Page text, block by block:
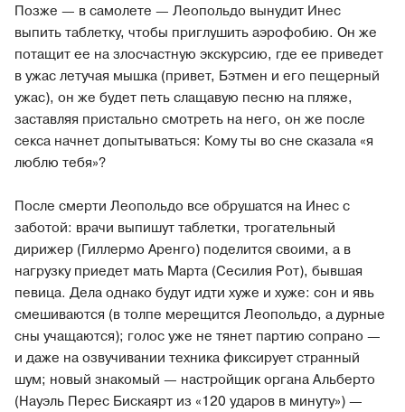
Позже — в самолете — Леопольдо вынудит Инес
выпить таблетку, чтобы приглушить аэрофобию. Он же
потащит ее на злосчастную экскурсию, где ее приведет
в ужас летучая мышка (привет, Бэтмен и его пещерный
ужас), он же будет петь слащавую песню на пляже,
заставляя пристально смотреть на него, он же после
секса начнет допытываться: Кому ты во сне сказала «я
люблю тебя»?
После смерти Леопольдо все обрушатся на Инес с
заботой: врачи выпишут таблетки, трогательный
дирижер (Гиллермо Аренго) поделится своими, а в
нагрузку приедет мать Марта (Сесилия Рот), бывшая
певица. Дела однако будут идти хуже и хуже: сон и явь
смешиваются (в толпе мерещится Леопольдо, а дурные
сны учащаются); голос уже не тянет партию сопрано —
и даже на озвучивании техника фиксирует странный
шум; новый знакомый — настройщик органа Альберто
(Науэль Перес Бискаярт из «120 ударов в минуту») —